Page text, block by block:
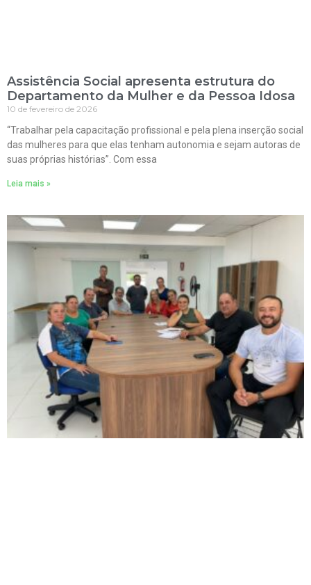
Assistência Social apresenta estrutura do
Departamento da Mulher e da Pessoa Idosa
10 de fevereiro de 2026
“Trabalhar pela capacitação profissional e pela plena inserção social
das mulheres para que elas tenham autonomia e sejam autoras de
suas próprias histórias”. Com essa
Leia mais »